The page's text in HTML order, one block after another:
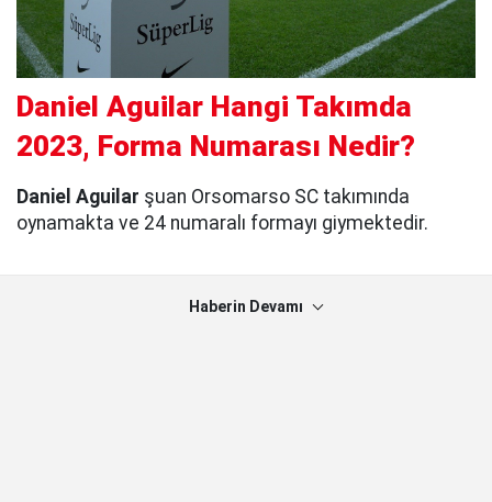
Daniel Aguilar Hangi Takımda
2023, Forma Numarası Nedir?
Daniel Aguilar şuan Orsomarso SC takımında
oynamakta ve 24 numaralı formayı giymektedir.
Haberin Devamı